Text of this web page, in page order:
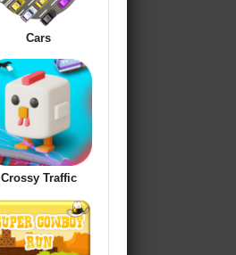
Cars
Crossy Traffic